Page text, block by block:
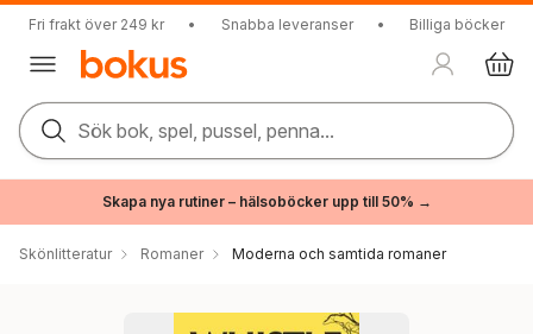
Fri frakt över 249 kr • Snabba leveranser • Billiga böcker
Sök bok, spel, pussel, penna...
Skapa nya rutiner – hälsoböcker upp till 50% →
Skönlitteratur Romaner Moderna och samtida romaner